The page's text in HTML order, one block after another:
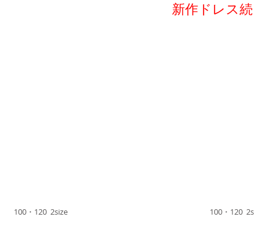
新作ドレス
100・120 2size 100・120